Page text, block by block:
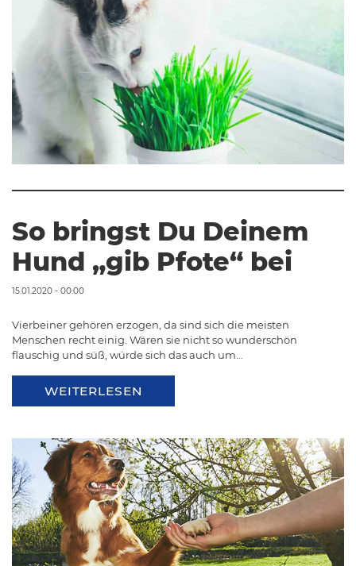
So bringst Du Deinem
Hund „gib Pfote“ bei
15.01.2020 - 00:00
Vierbeiner gehören erzogen, da sind sich die meisten
Menschen recht einig. Wären sie nicht so wunderschön
flauschig und süß, würde sich das auch um…
WEITERLESEN